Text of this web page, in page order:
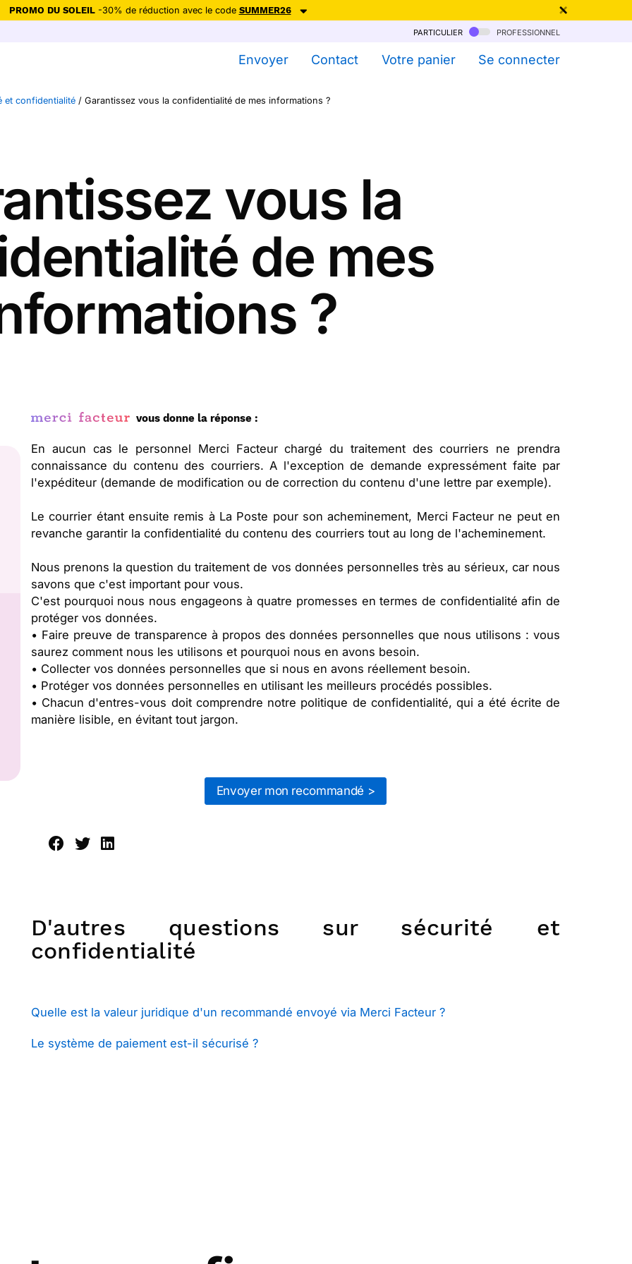
PROMO DU SOLEIL-30% de réduction avec le code SUMMER26
particulier professionnel
Envoyer Contact Votre panier Se connecter
et confidentialité / Garantissez vous la confidentialité de mes informations ?
vous la
de mes
?
vous donne la réponse :
En aucun cas le personnel Merci Facteur chargé du traitement des courriers ne prendra
connaissance du contenu des courriers. A l'exception de demande expressément faite par
l'expéditeur (demande de modification ou de correction du contenu d'une lettre par exemple).
Le courrier étant ensuite remis à La Poste pour son acheminement, Merci Facteur ne peut en
revanche garantir la confidentialité du contenu des courriers tout au long de l'acheminement.
Nous prenons la question du traitement de vos données personnelles très au sérieux, car nous
savons que c'est important pour vous.
C'est pourquoi nous nous engageons à quatre promesses en termes de confidentialité afin de
protéger vos données.
• Faire preuve de transparence à propos des données personnelles que nous utilisons : vous
saurez comment nous les utilisons et pourquoi nous en avons besoin.
• Collecter vos données personnelles que si nous en avons réellement besoin.
• Protéger vos données personnelles en utilisant les meilleurs procédés possibles.
• Chacun d'entres-vous doit comprendre notre politique de confidentialité, qui a été écrite de
manière lisible, en évitant tout jargon.
Envoyer mon recommandé >
D'autres questions sur sécurité et
confidentialité
Quelle est la valeur juridique d'un recommandé envoyé via Merci Facteur ?
Le système de paiement est-il sécurisé ?